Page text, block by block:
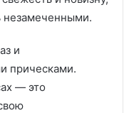
незамеченными.
и
прическами.
— это